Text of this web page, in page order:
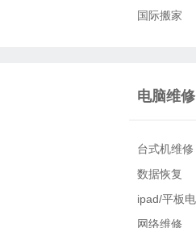
国际搬家
电脑维修
台式机维修
数据恢复
网络维修